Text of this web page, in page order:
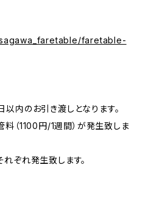
faretable-
内のお引き渡しとなります。
（1100円/1週間）が発生致しま
ぞれ発生致します。